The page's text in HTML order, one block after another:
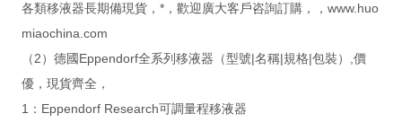
各類移液器長期備現貨，*，歡迎廣大客戶咨詢訂購，，www.huo
miaochina.com
（2）德國Eppendorf全系列移液器（型號|名稱|規格|包裝）,價
優，現貨齊全，
1：Eppendorf Research可調量程移液器